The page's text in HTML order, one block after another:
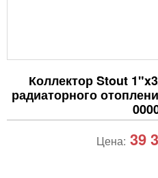
Коллектор Stout
радиаторного
Цена: 39